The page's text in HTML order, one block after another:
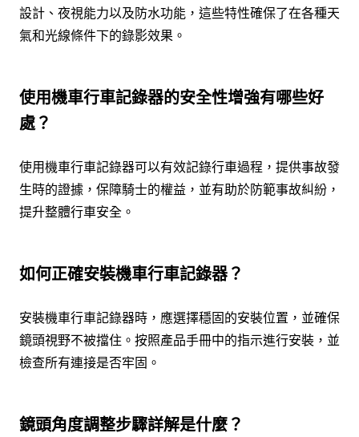
設計、夜視能力以及防水功能，這些特性確保了在各種天
氣和光線條件下的錄影效果。
使用機車行車記錄器的安全性增強有哪些好
處？
使用機車行車記錄器可以有效記錄行車過程，提供事故發
生時的證據，保障騎士的權益，並有助於防範事故糾紛，
提升整體行車安全。
如何正確安裝機車行車記錄器？
安裝機車行車記錄器時，應選擇穩固的安裝位置，並確保
鏡頭視野不被擋住。按照產品手冊中的指示進行安裝，並
檢查所有連接是否牢固。
鏡頭角度調整步驟詳解是什麼？